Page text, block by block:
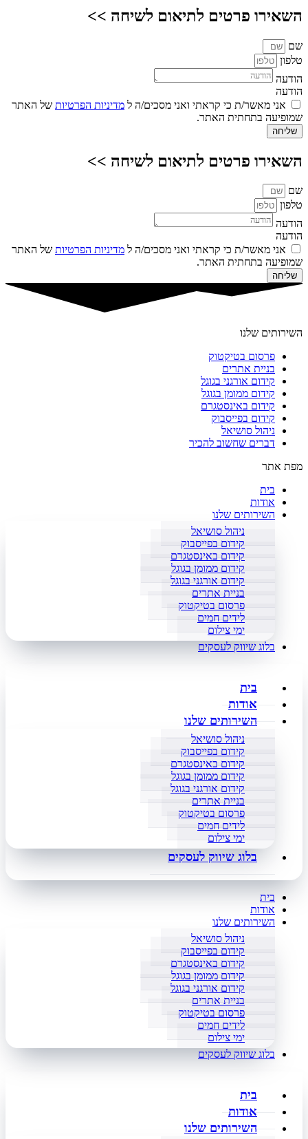
השאירו פרטים לתיאום לשיחה >>
שם
טלפון
הודעה
הודעה
אני מאשר/ת כי קראתי ואני מסכים/ה ל מדיניות הפרטיות של האתר
שמופיעה בתחתית האתר.
שליחה
השאירו פרטים לתיאום לשיחה >>
שם
טלפון
הודעה
הודעה
אני מאשר/ת כי קראתי ואני מסכים/ה ל מדיניות הפרטיות של האתר
שמופיעה בתחתית האתר.
שליחה
השירותים שלנו
פרסום בטיקטוק
בניית אתרים
קידום אורגני בגוגל
קידום ממומן בגוגל
קידום באינסטגרם
קידום בפייסבוק
ניהול סושיאל
דברים שחשוב להכיר
מפת אתר
בית
אודות
השירותים שלנו
ניהול סושיאל
קידום בפייסבוק
קידום באינסטגרם
קידום ממומן בגוגל
קידום אורגני בגוגל
בניית אתרים
פרסום בטיקטוק
לידים חמים
ימי צילום
בלוג שיווק לעסקים
בית
אודות
השירותים שלנו
ניהול סושיאל
קידום בפייסבוק
קידום באינסטגרם
קידום ממומן בגוגל
קידום אורגני בגוגל
בניית אתרים
פרסום בטיקטוק
לידים חמים
ימי צילום
בלוג שיווק לעסקים
בית
אודות
השירותים שלנו
ניהול סושיאל
קידום בפייסבוק
קידום באינסטגרם
קידום ממומן בגוגל
קידום אורגני בגוגל
בניית אתרים
פרסום בטיקטוק
לידים חמים
ימי צילום
בלוג שיווק לעסקים
בית
אודות
השירותים שלנו